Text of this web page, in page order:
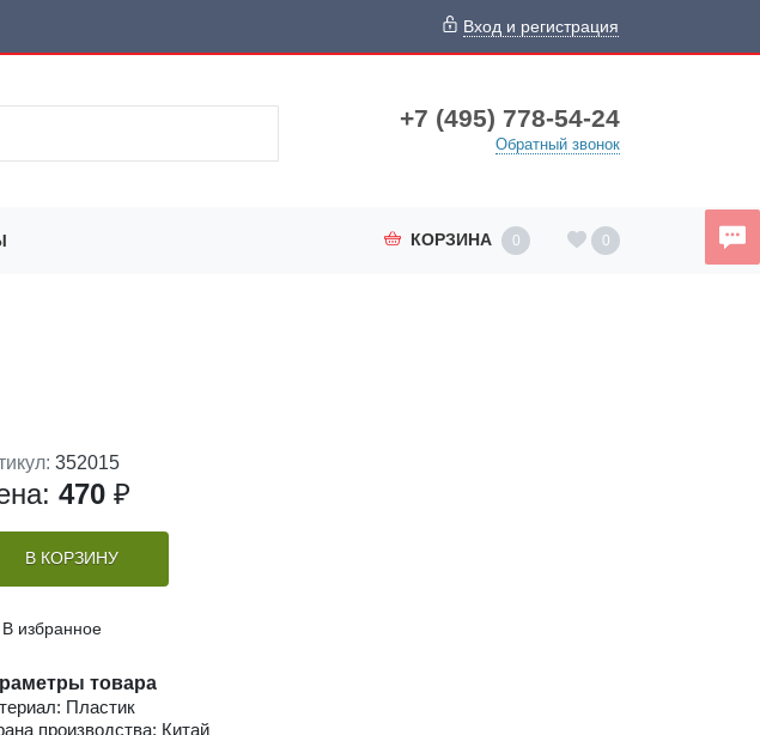
Вход и регистрация
+7 (495) 778-54-24
Обратный звонок
КОРЗИНА 0 0
352015
470 ₽
В КОРЗИНУ
В избранное
товара
Пластик
производства: Китай